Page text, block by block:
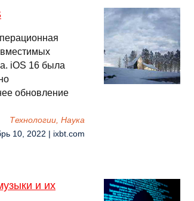
iOS 16 была
обновление
Технологии, Наука
10, 2022 | ixbt.com
и их